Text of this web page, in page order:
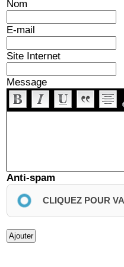
Nom
E-mail
Site Internet
Message
Anti-spam
CLIQUEZ POUR